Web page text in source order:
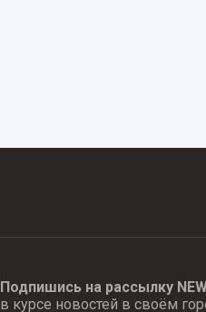
Подпишись на рассылку
в курсе новостей в своём